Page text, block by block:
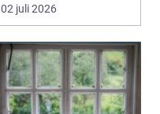
sund, tør og pæn i...
02 juli 2026